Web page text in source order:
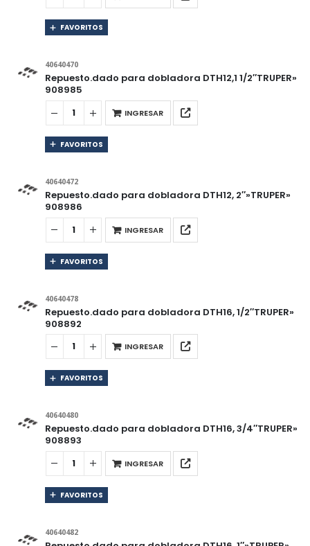
FAVORITOS
40640470
Repuesto.dado para dobladora DTH12,1 1/2″TRUPER»
908985
INGRESAR
FAVORITOS
40640472
Repuesto.dado para dobladora DTH12, 2″»TRUPER»
908986
INGRESAR
FAVORITOS
40640478
Repuesto.dado para dobladora DTH16, 1/2″TRUPER»
908892
INGRESAR
FAVORITOS
40640480
Repuesto.dado para dobladora DTH16, 3/4″TRUPER»
908893
INGRESAR
FAVORITOS
40640482